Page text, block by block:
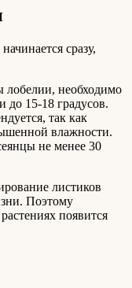
сразу,
лобелии, необходимо
до 15-18 градусов.
так как
влажности.
не менее 30
листиков
Поэтому
появится